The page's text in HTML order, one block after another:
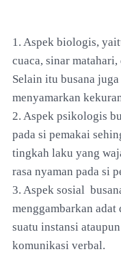
1. Aspek biologis,
cuaca, sinar
Selain itu busana
menyamarkan
2. Aspek psikologis
pada si pemakai
tingkah laku yang
rasa nyaman pada si
3. Aspek sosial
menggambarkan
suatu instansi
komunikasi verbal.